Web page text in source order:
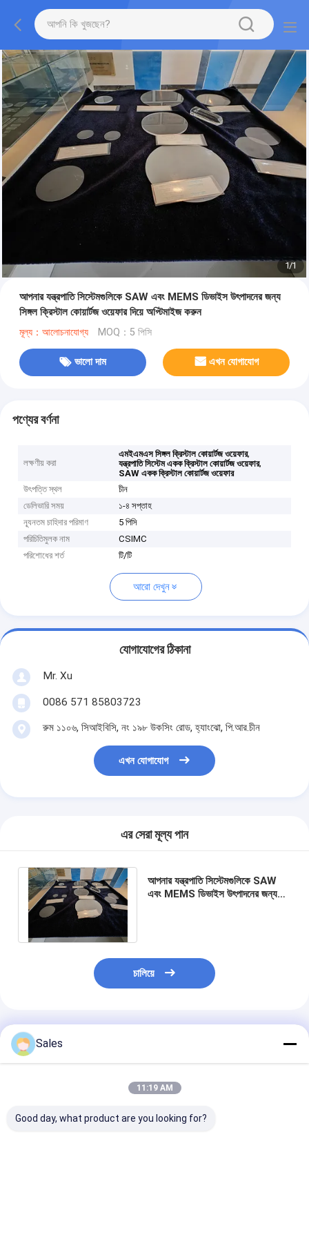
1/1
আপনার যন্ত্রপাতি সিস্টেমগুলিকে SAW এবং MEMS ডিভাইস উৎপাদনের জন্য
সিঙ্গল ক্রিস্টাল কোয়ার্টজ ওয়েফার দিয়ে অপ্টিমাইজ করুন
মূল্য：আলোচনাযোগ্য MOQ：5 পিসি
ভালো দাম এখন যোগাযোগ
পণ্যের বর্ণনা
লক্ষণীয় করা
এমইএমএস সিঙ্গল ক্রিস্টাল কোয়ার্টজ ওয়েফার,
যন্ত্রপাতি সিস্টেম একক ক্রিস্টাল কোয়ার্টজ ওয়েফার,
SAW একক ক্রিস্টাল কোয়ার্টজ ওয়েফার
উৎপত্তি স্থল
চীন
ডেলিভারি সময়
১-৪ সপ্তাহ
ন্যূনতম চাহিদার পরিমাণ
5 পিসি
পরিচিতিমুলক নাম
CSIMC
পরিশোধের শর্ত
টি/টি
আরো দেখুন
যোগাযোগের ঠিকানা
Mr. Xu
0086 571 85803723
রুম ১১০৬, সিআইবিসি, নং ১৯৮ উকসিং রোড, হ্যাংঝো, পি.আর.চীন
এখন যোগাযোগ
এর সেরা মূল্য পান
আপনার যন্ত্রপাতি সিস্টেমগুলিকে SAW
এবং MEMS ডিভাইস উৎপাদনের জন্য
চালিয়ে
প্রস্তাবিত পণ্য
Sales
11:19 AM
Good day, what product are you looking for?